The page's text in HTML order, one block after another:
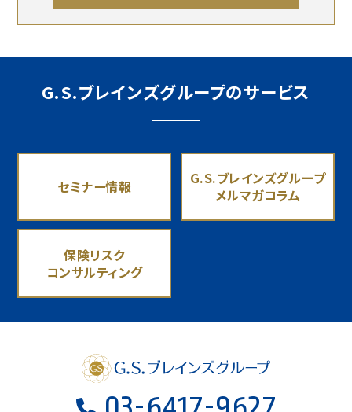
G.S.ブレインズグループのサービス
セミナー情報
G.S.ブレインズグループ
メルマガコラム
保険リスク
コンサルティング